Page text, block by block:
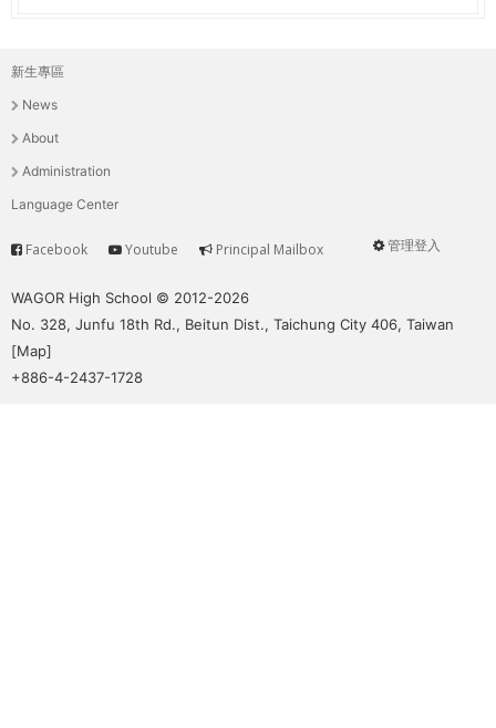
主
選
單
新生專區
News
About
Administration
Language Center
User
管理登入
Service
Facebook Youtube Principal Mailbox
WAGOR High School © 2012-2026
No. 328, Junfu 18th Rd., Beitun Dist., Taichung City 406, Taiwan
[Map]
+886-4-2437-1728